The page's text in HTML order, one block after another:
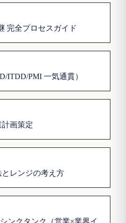
完全プロセスガイド
ITDD/PMI 一気通貫）
画策定
レンジの考え方
ンクタンク（営業×業界イ